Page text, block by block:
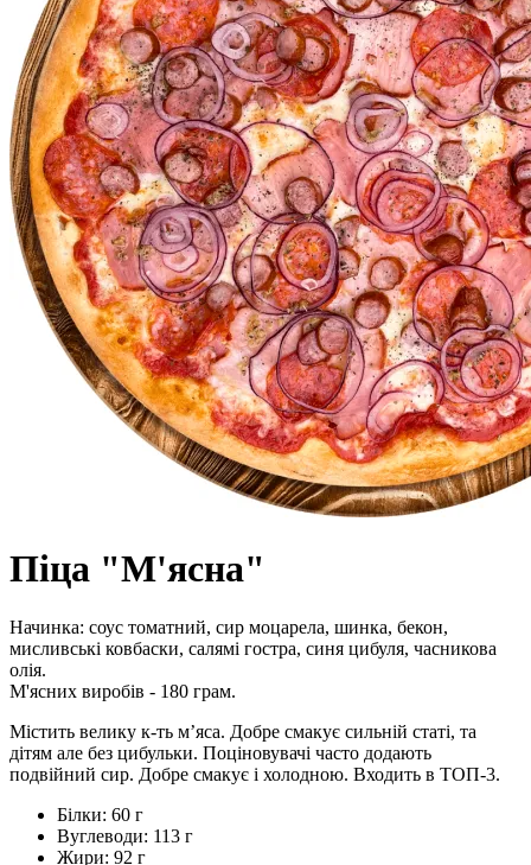
Піца "М'ясна"
Начинка: соус томатний, сир моцарела, шинка, бекон,
мисливські ковбаски, салямі гостра, синя цибуля, часникова
олія.
М'ясних виробів - 180 грам.
Містить велику к-ть м’яса. Добре смакує сильній статі, та
дітям але без цибульки. Поціновувачі часто додають
подвійний сир. Добре смакує і холодною. Входить в ТОП-3.
Білки: 60 г
Вуглеводи: 113 г
Жири: 92 г